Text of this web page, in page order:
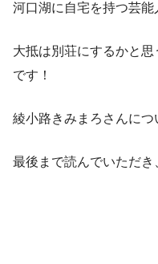
河口湖に自宅を持つ芸能
大抵は別荘にするかと
です！
綾小路きみまろさんにつ
最後まで読んでいただき